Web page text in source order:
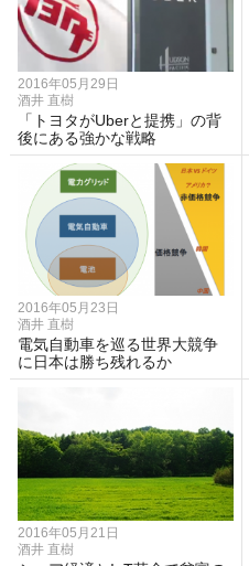
2016年05月29日
酒井 直樹
「トヨタがUberと提携」の背
後にある強かな戦略
2016年05月23日
酒井 直樹
電気自動車を巡る世界大競争
に日本は勝ち残れるか
2016年05月21日
酒井 直樹